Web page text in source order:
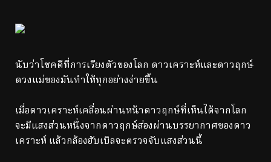
นับว่าโชคดีที่การเรียงตัวของโลก ดาวเคราะห์และดาวฤกษ์
ดวงแม่ของมันทำให้ทุกอย่างง่ายขึ้น
เมื่อดาวเคราะห์เคลื่อนผ่านหน้าดาวฤกษ์ที่เห็นได้จากโลก
จะมีแสงส่วนหนึ่งจากดาวฤกษ์ส่องผ่านบรรยากาศของดาว
เคราะห์ แล้วกล้องฮับเบิลจะตรวจจับแสงส่วนนี้